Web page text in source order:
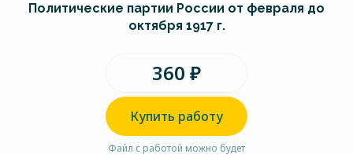
Политические партии России от февраля до
октября 1917 г.
360 ₽
Купить работу
Файл с работой можно будет